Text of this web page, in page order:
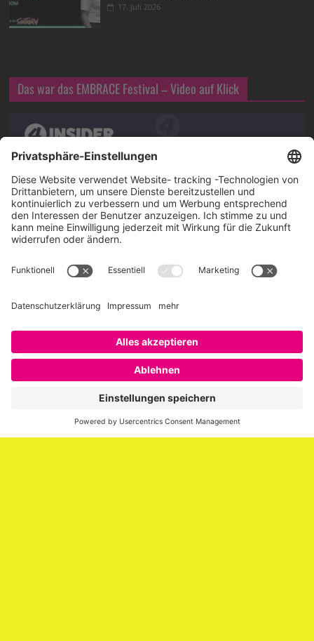
17. Juli 2026
Das war das EMBRACE Festival – Video auf Klick
Über SAATKORN
SAATKORN ist der Blog von Gero Hesse. Seit 2009 schreibt
er über die Themen Employer Branding,